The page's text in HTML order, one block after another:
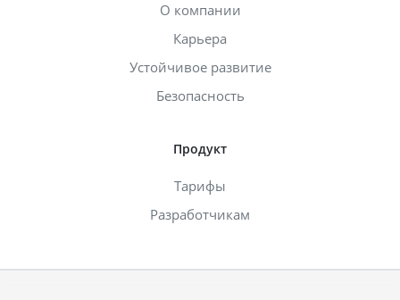
О компании
Карьера
Устойчивое развитие
Безопасность
Продукт
Тарифы
Разработчикам